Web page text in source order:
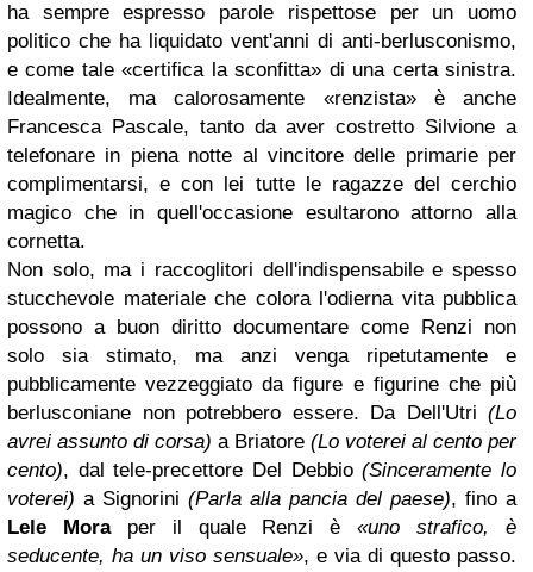
ha sempre espresso parole rispettose per un uomo
politico che ha liquidato vent'anni di anti-berlusconismo,
e come tale «certifica la sconfitta» di una certa sinistra.
Idealmente, ma calorosamente «renzista» è anche
Francesca Pascale, tanto da aver costretto Silvione a
telefonare in piena notte al vincitore delle primarie per
complimentarsi, e con lei tutte le ragazze del cerchio
magico che in quell'occasione esultarono attorno alla
cornetta.
Non solo, ma i raccoglitori dell'indispensabile e spesso
stucchevole materiale che colora l'odierna vita pubblica
possono a buon diritto documentare come Renzi non
solo sia stimato, ma anzi venga ripetutamente e
pubblicamente vezzeggiato da figure e figurine che più
berlusconiane non potrebbero essere. Da Dell'Utri (Lo
avrei assunto di corsa) a Briatore (Lo voterei al cento per
cento), dal tele-precettore Del Debbio(Sinceramente lo
voterei) a Signorini (Parla alla pancia del paese), fino a
Lele Moraper il quale Renzi è«uno strafico, è
seducente, ha un viso sensuale», e via di questo passo.